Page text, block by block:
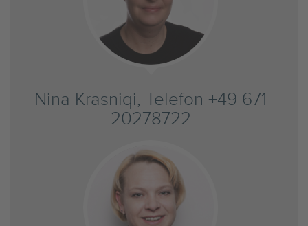
Nina Krasniqi, Telefon +49 671
20278722